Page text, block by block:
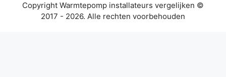
Copyright Warmtepomp installateurs vergelijken ©
2017 - 2026. Alle rechten voorbehouden